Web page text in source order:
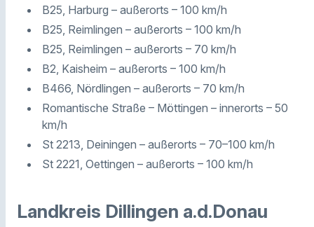
B25, Harburg – außerorts – 100 km/h
B25, Reimlingen – außerorts – 100 km/h
B25, Reimlingen – außerorts – 70 km/h
B2, Kaisheim – außerorts – 100 km/h
B466, Nördlingen – außerorts – 70 km/h
Romantische Straße – Möttingen – innerorts – 50
km/h
St 2213, Deiningen – außerorts – 70–100 km/h
St 2221, Oettingen – außerorts – 100 km/h
Landkreis Dillingen a.d.Donau